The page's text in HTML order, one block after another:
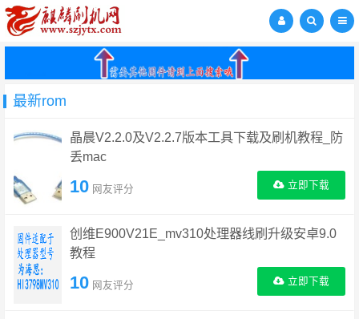
最新rom
晶晨V2.2.0及V2.2.7版本工具下载及刷机教程_防
丢mac
10 网友评分 立即下载
创维E900V21E_mv310处理器线刷升级安卓9.0
教程
10 网友评分 立即下载